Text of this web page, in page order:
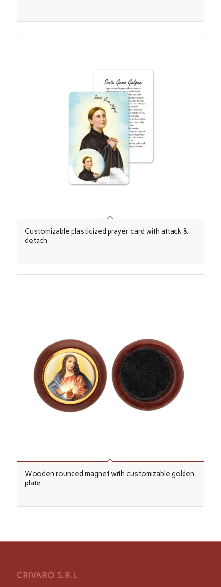
Customizable plasticized prayer card with attack &
detach
Wooden rounded magnet with customizable golden
plate
CRIVARO S.R.L